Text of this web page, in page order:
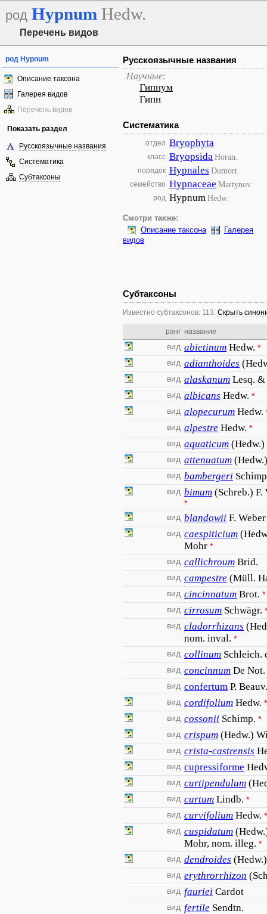
род Hypnum Hedw.
Перечень видов
род Hypnum
Описание таксона
Галерея видов
Перечень видов
Показать раздел
Русскоязычные названия
Систематика
Субтаксоны
Русскоязычные названия
Научные:
Гипнум
Гипн
Систематика
отдел Bryophyta
класс BryopsidaHoran.
порядок Hypnales Dumort.
семейство Hypnaceae Martynov
род HypnumHedw.
Смотри также:
Описание таксона
Галерея
видов
Субтаксоны
Известно субтаксонов: 113. Скрыть
ранг название
вид abietinum Hedw. *
вид adianthoides
вид alaskanum Lesq. &
вид albicans Hedw. *
вид alopecurum Hedw.
вид alpestre Hedw. *
вид aquaticum
вид attenuatum
вид bambergeri
вид bimum (Schreb.)
*
вид blandowii F.
вид caespiticium
Mohr *
вид callichroum Brid.
вид campestre (Müll.
вид cincinnatum Brot. *
вид cirrosum Schwägr. *
вид cladorrhizans
nom. inval. *
вид collinum Schleich.
вид concinnum De Not.
вид confertum P. Beauv.
вид cordifolium Hedw. *
вид cossonii Schimp. *
вид crispum (Hedw.)
вид crista-castrensis
вид cupressiforme
вид curtipendulum
вид curtum Lindb. *
вид curvifolium Hedw. *
вид cuspidatum
Mohr, nom. illeg. *
вид dendroides
вид erythrorrhizon
вид fauriei Cardot
вид fertile Sendtn.